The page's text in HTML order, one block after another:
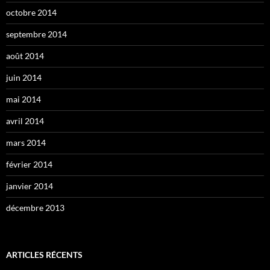
octobre 2014
septembre 2014
août 2014
juin 2014
mai 2014
avril 2014
mars 2014
février 2014
janvier 2014
décembre 2013
ARTICLES RÉCENTS